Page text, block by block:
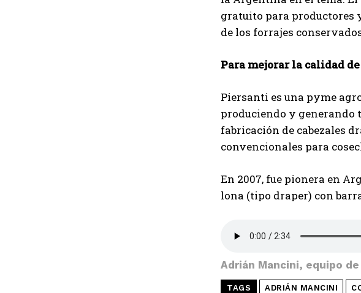
gratuito para productores
de los forrajes
Para mejorar la calidad
Piersanti es una pyme
produciendo y generando
fabricación de cabezales
convencionales para
En 2007, fue pionera en
lona (tipo draper) con
Adrián Mancini, equipo
TAGS ADRIÁN MANCINI